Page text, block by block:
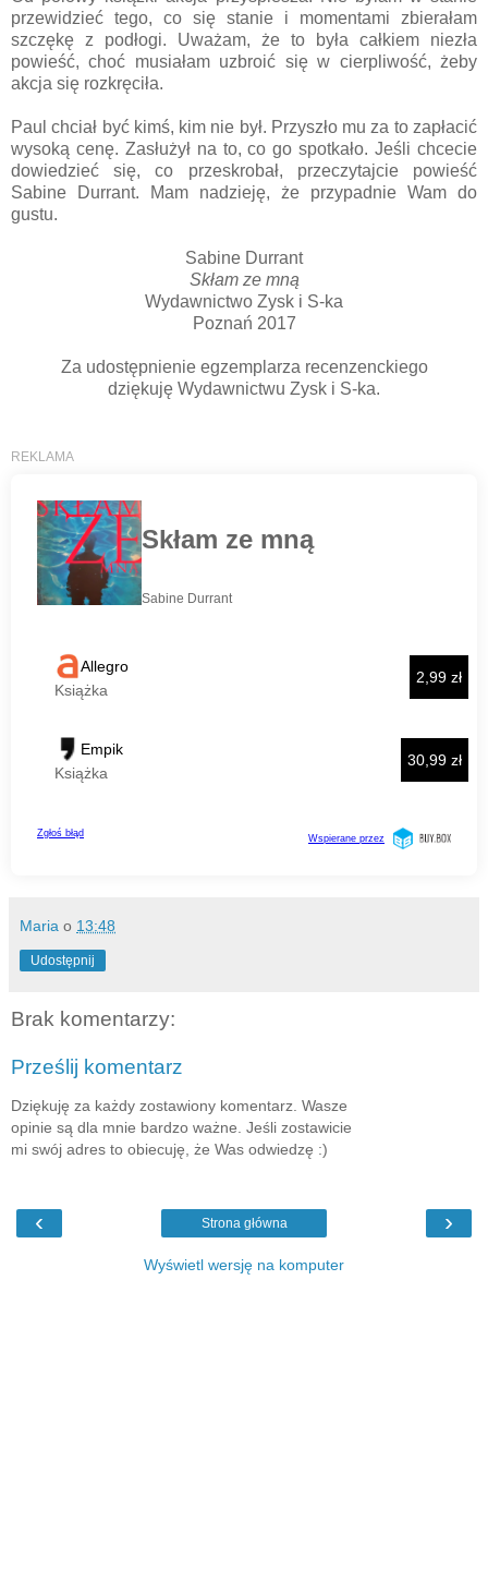
przewidzieć tego, co się stanie i momentami zbierałam
szczękę z podłogi. Uważam, że to była całkiem niezła
powieść, choć musiałam uzbroić się w cierpliwość, żeby
akcja się rozkręciła.
Paul chciał być kimś, kim nie był. Przyszło mu za to zapłacić
wysoką cenę. Zasłużył na to, co go spotkało. Jeśli chcecie
dowiedzieć się, co przeskrobał, przeczytajcie powieść
Sabine Durrant. Mam nadzieję, że przypadnie Wam do
gustu.
Sabine Durrant
Skłam ze mną
Wydawnictwo Zysk i S-ka
Poznań 2017
Za udostępnienie egzemplarza recenzenckiego
dziękuję Wydawnictwu Zysk i S-ka.
Maria o 13:48
Udostępnij
Brak komentarzy:
Prześlij komentarz
Dziękuję za każdy zostawiony komentarz. Wasze
opinie są dla mnie bardzo ważne. Jeśli zostawicie
mi swój adres to obiecuję, że Was odwiedzę :)
‹ ›
Strona główna
Wyświetl wersję na komputer